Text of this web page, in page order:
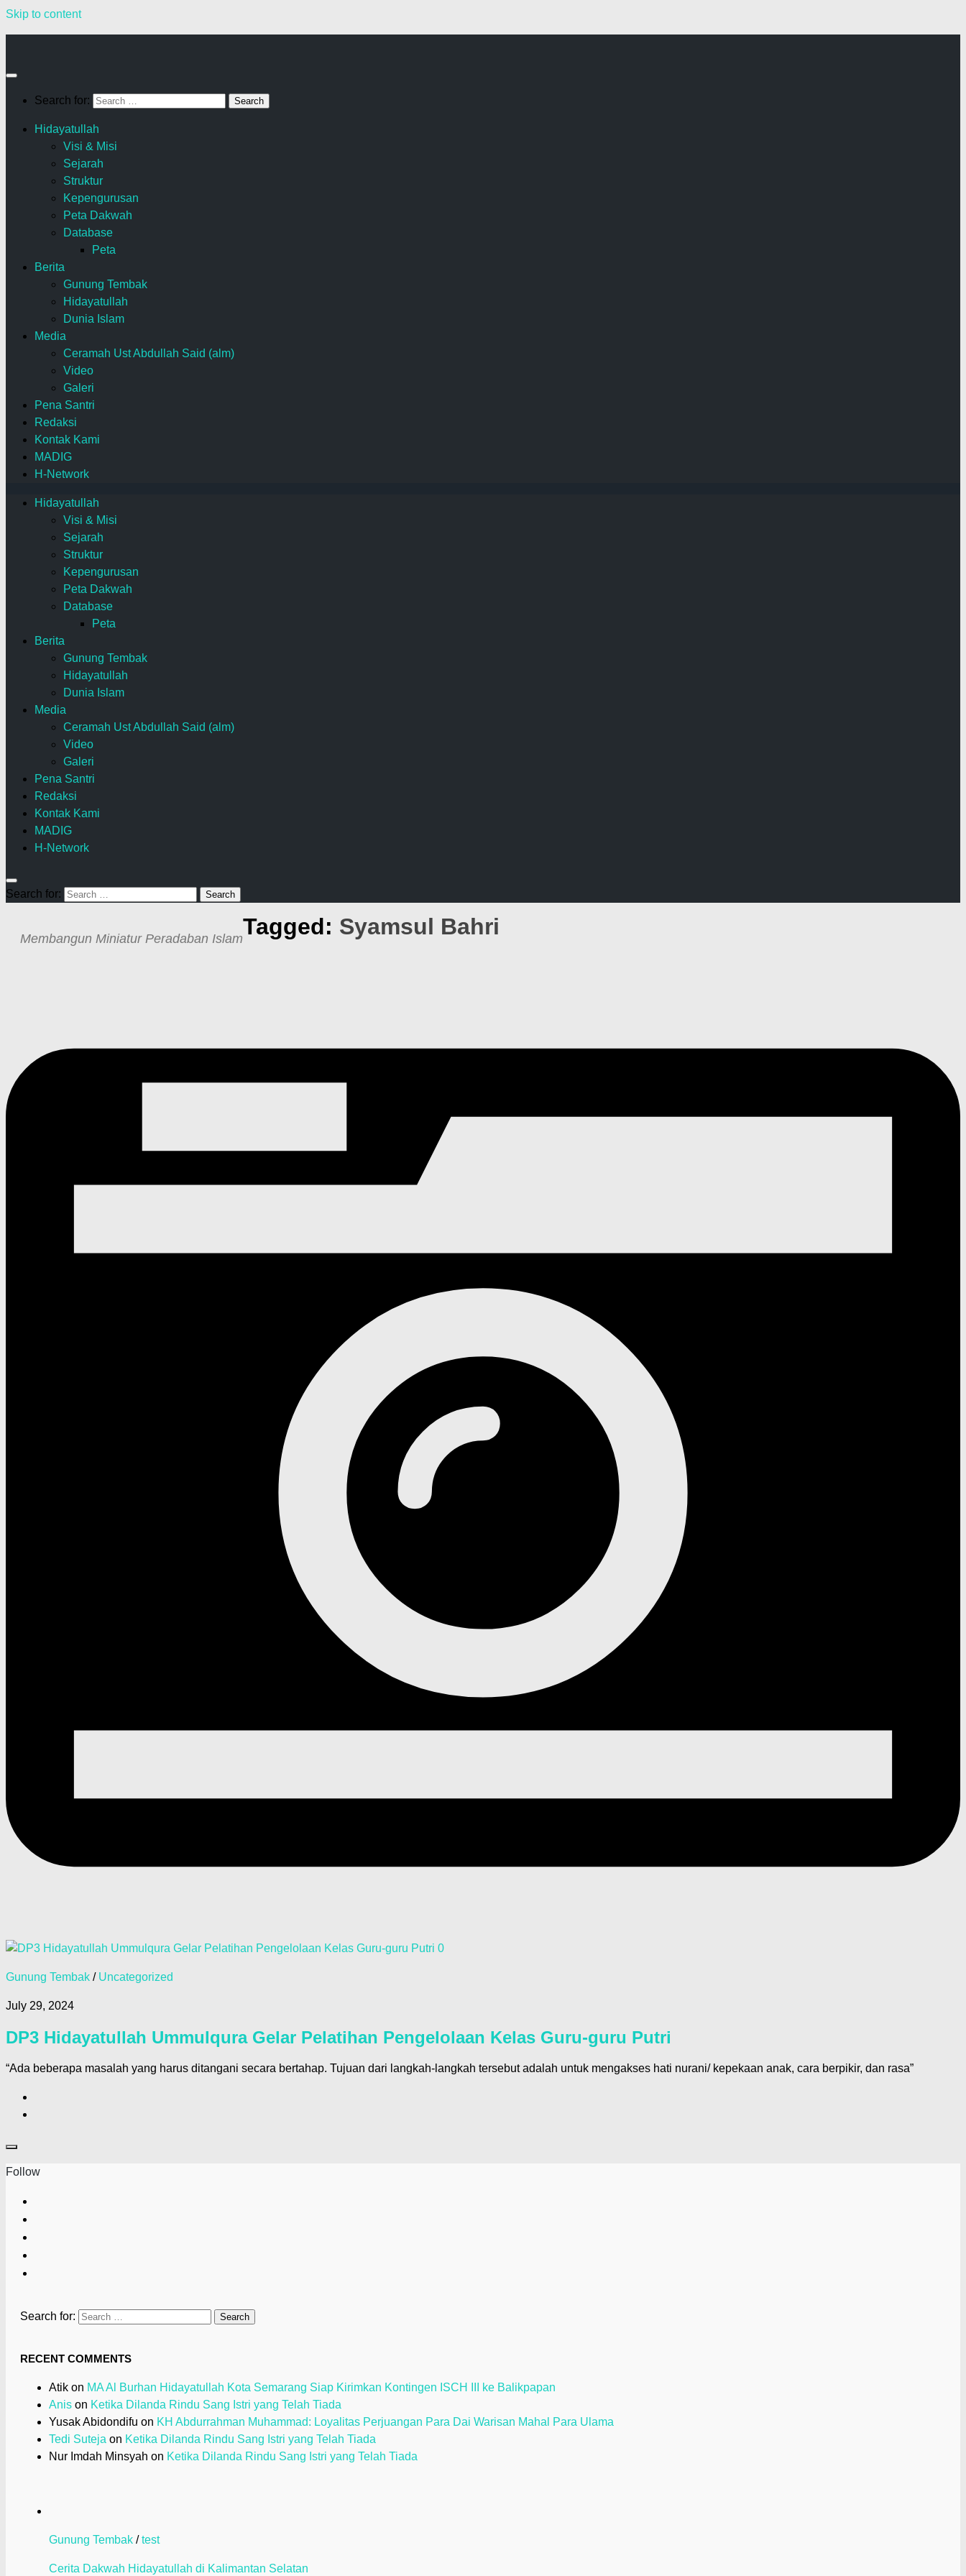
Skip to content
Search for:
Hidayatullah
Visi & Misi
Sejarah
Struktur
Kepengurusan
Peta Dakwah
Database
Peta
Berita
Gunung Tembak
Hidayatullah
Dunia Islam
Media
Ceramah Ust Abdullah Said (alm)
Video
Galeri
Pena Santri
Redaksi
Kontak Kami
MADIG
H-Network
Hidayatullah
Visi & Misi
Sejarah
Struktur
Kepengurusan
Peta Dakwah
Database
Peta
Berita
Gunung Tembak
Hidayatullah
Dunia Islam
Media
Ceramah Ust Abdullah Said (alm)
Video
Galeri
Pena Santri
Redaksi
Kontak Kami
MADIG
H-Network
Search for:
Membangun Miniatur Peradaban IslamTagged: Syamsul Bahri
0
Gunung Tembak / Uncategorized
July 29, 2024
DP3 Hidayatullah Ummulqura Gelar Pelatihan Pengelolaan Kelas Guru-guru Putri
“Ada beberapa masalah yang harus ditangani secara bertahap. Tujuan dari langkah-langkah tersebut adalah untuk mengakses hati nurani/ kepekaan anak, cara berpikir, dan rasa”
Follow
Search for:
RECENT COMMENTS
Atik on MA Al Burhan Hidayatullah Kota Semarang Siap Kirimkan Kontingen ISCH III ke Balikpapan
Anis on Ketika Dilanda Rindu Sang Istri yang Telah Tiada
Yusak Abidondifu on KH Abdurrahman Muhammad: Loyalitas Perjuangan Para Dai Warisan Mahal Para Ulama
Tedi Suteja on Ketika Dilanda Rindu Sang Istri yang Telah Tiada
Nur Imdah Minsyah on Ketika Dilanda Rindu Sang Istri yang Telah Tiada
Gunung Tembak /test
Cerita Dakwah Hidayatullah di Kalimantan Selatan